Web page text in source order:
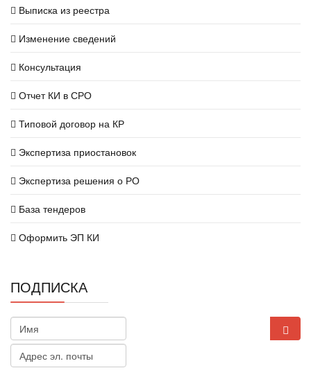
Выписка из реестра
Изменение сведений
Консультация
Отчет КИ в СРО
Типовой договор на КР
Экспертиза приостановок
Экспертиза решения о РО
База тендеров
Оформить ЭП КИ
ПОДПИСКА